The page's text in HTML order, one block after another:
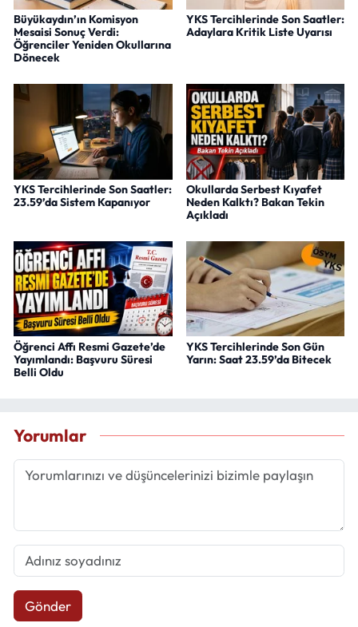
Büyükaydın’ın Komisyon
Mesaisi Sonuç Verdi:
Öğrenciler Yeniden Okullarına
Dönecek
YKS Tercihlerinde Son Saatler:
Adaylara Kritik Liste Uyarısı
YKS Tercihlerinde Son Saatler:
23.59’da Sistem Kapanıyor
Okullarda Serbest Kıyafet
Neden Kalktı? Bakan Tekin
Açıkladı
Öğrenci Affı Resmi Gazete’de
Yayımlandı: Başvuru Süresi
Belli Oldu
YKS Tercihlerinde Son Gün
Yarın: Saat 23.59’da Bitecek
Yorumlar
Gönder